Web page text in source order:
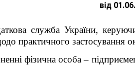
від
служба України,
практичного застосування
фізична особа –